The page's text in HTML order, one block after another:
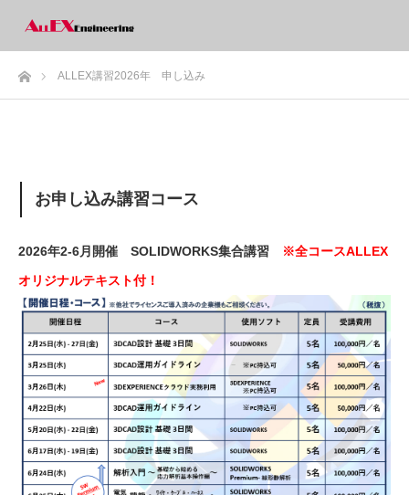
ホームALLEX講習2026年 申し込み
お申し込み講習コース
2026年2-6月開催 SOLIDWORKS集合講習
※全コースALLEX
オリジナルテキスト付！